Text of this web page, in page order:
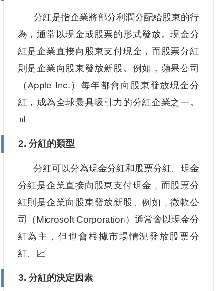
分紅是指企業將部分利潤分配給股東的行
為，通常以現金或股票的形式發放。現金分
紅是企業直接向股東支付現金，而股票分紅
則是企業向股東發放新股。例如，蘋果公司
（Apple Inc.）每年都會向股東發放現金分
紅，成為全球最具吸引力的分紅企業之一。
📊
2. 分紅的類型
分紅可以分為現金分紅和股票分紅。現金
分紅是企業直接向股東支付現金，而股票分
紅則是企業向股東發放新股。例如，微軟公
司（Microsoft Corporation）通常會以現金分
紅為主，但也會根據市場情況發放股票分
紅。📈
3. 分紅的決定因素